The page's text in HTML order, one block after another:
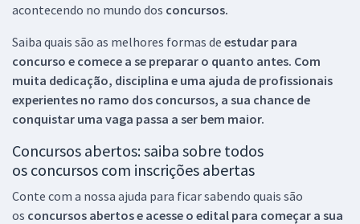
acontecendo no mundo dos concursos.
Saiba quais são as melhores formas de estudar para
concurso e comece a se preparar o quanto antes. Com
muita dedicação, disciplina e uma ajuda de profissionais
experientes no ramo dos concursos, a sua chance de
conquistar uma vaga passa a ser bem maior.
Concursos abertos: saiba sobre todos
os concursos com inscrições abertas
Conte com a nossa ajuda para ficar sabendo quais são
os concursos abertos e acesse o edital para começar a sua